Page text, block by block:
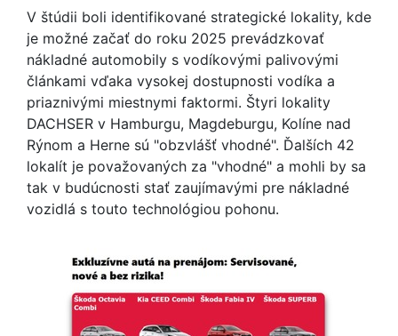
V štúdii boli identifikované strategické lokality, kde
je možné začať do roku 2025 prevádzkovať
nákladné automobily s vodíkovými palivovými
článkami vďaka vysokej dostupnosti vodíka a
priaznivými miestnymi faktormi. Štyri lokality
DACHSER v Hamburgu, Magdeburgu, Kolíne nad
Rýnom a Herne sú "obzvlášť vhodné". Ďalších 42
lokalít je považovaných za "vhodné" a mohli by sa
tak v budúcnosti stať zaujímavými pre nákladné
vozidlá s touto technológiou pohonu.